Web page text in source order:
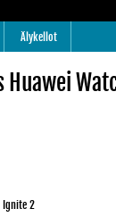
Älykellot
Huawei
Ignite 2